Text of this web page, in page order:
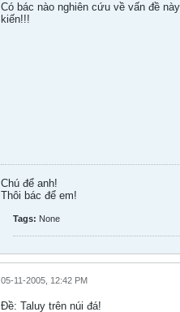
Có bác nào nghiên cứu về vấn đề
kiến!!!
Chú để anh!
Thôi bác để em!
Tags: None
05-11-2005, 12:42 PM
Ðề: Taluy trên núi đá!